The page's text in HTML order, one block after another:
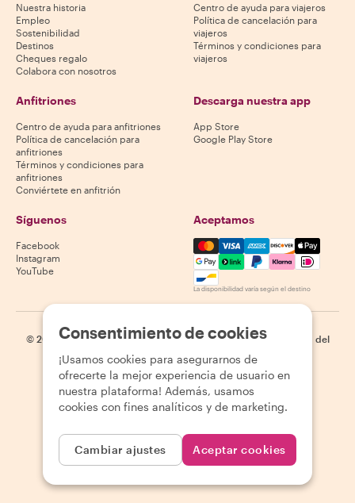
Nuestra historia
Empleo
Sostenibilidad
Destinos
Cheques regalo
Colabora con nosotros
Centro de ayuda para viajeros
Política de cancelación para
viajeros
Términos y condiciones para
viajeros
Anfitriones
Centro de ayuda para anfitriones
Política de cancelación para
anfitriones
Términos y condiciones para
anfitriones
Conviértete en anfitrión
Descarga nuestra app
App Store
Google Play Store
Síguenos
Facebook
Instagram
YouTube
Aceptamos
Mastercard, Visa, Amex,
La disponibilidad varía según el destino
© 2026 Withlocals.com | Política de privacidad | Cookies
Mapa del
Consentimiento de cookies
¡Usamos cookies para asegurarnos de
ofrecerte la mejor experiencia de usuario en
nuestra plataforma! Además, usamos
cookies con fines analíticos y de marketing.
Cambiar ajustes Aceptar cookies